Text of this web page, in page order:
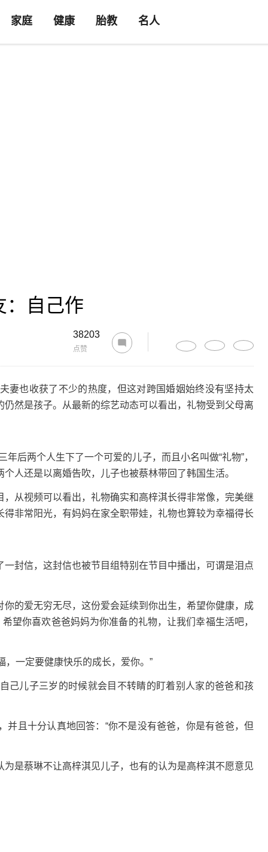
家庭 健康 胎教 名人
：自己作
38203
点赞
也收获了不少的热度，但这对跨国婚姻始终没有坚持太
然是孩子。从最新的综艺动态可以看出，礼物受到父母离
两个人生下了一个可爱的儿子，而且小名叫做“礼物”，
人还是以离婚告吹，儿子也被蔡林带回了韩国生活。
视频可以看出，礼物确实和高梓淇长得非常像，完美继
非常阳光，有妈妈在家全职带娃，礼物也算较为幸福得长
信，这封信也被节目组特别在节目中播出，可谓是泪点
爱无穷无尽，这份爱会延续到你出生，希望你健康，成
望你喜欢爸爸妈妈为你准备的礼物，让我们幸福生活吧，
一定要健康快乐的成长，爱你。”
儿子三岁的时候就会目不转睛的盯着别人家的爸爸和孩
十分认真地回答：“你不是没有爸爸，你是有爸爸，但
蔡琳不让高梓淇见儿子，也有的认为是高梓淇不愿意见